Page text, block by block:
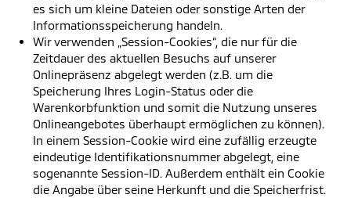
es sich um kleine Dateien oder sonstige Arten der
Informationsspeicherung handeln.
Wir verwenden „Session-Cookies“, die nur für die
Zeitdauer des aktuellen Besuchs auf unserer
Onlinepräsenz abgelegt werden (z.B. um die
Speicherung Ihres Login-Status oder die
Warenkorbfunktion und somit die Nutzung unseres
Onlineangebotes überhaupt ermöglichen zu können).
In einem Session-Cookie wird eine zufällig erzeugte
eindeutige Identifikationsnummer abgelegt, eine
sogenannte Session-ID. Außerdem enthält ein Cookie
die Angabe über seine Herkunft und die Speicherfrist.